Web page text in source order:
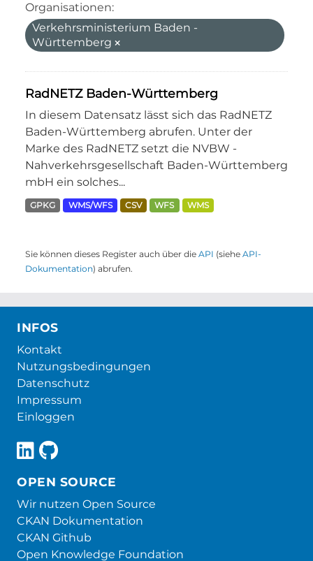
Organisationen:
Verkehrsministerium Baden -
Württemberg
RadNETZ Baden-Württemberg
In diesem Datensatz lässt sich das RadNETZ
Baden-Württemberg abrufen. Unter der
Marke des RadNETZ setzt die NVBW -
Nahverkehrsgesellschaft Baden-Württemberg
mbH ein solches...
GPKG WMS/WFS CSV WFS WMS
Sie können dieses Register auch über die API (siehe API-
Dokumentation) abrufen.
INFOS
Kontakt
Nutzungsbedingungen
Datenschutz
Impressum
Einloggen
OPEN SOURCE
Wir nutzen Open Source
CKAN Dokumentation
CKAN Github
Open Knowledge Foundation